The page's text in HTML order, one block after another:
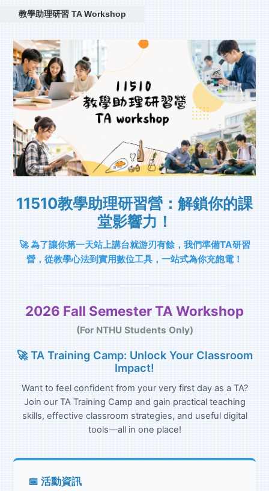
教學助理研習 TA Workshop
11510教學助理研習營：解鎖你的課
堂影響力！
🚀 為了讓你第一天站上講台就游刃有餘，我們準備TA研習
營，從教學心法到實用數位工具，一站式為你充飽電！
2026 Fall Semester TA Workshop
(For NTHU Students Only)
🚀 TA Training Camp: Unlock Your Classroom
Impact!
Want to feel confident from your very first day as a TA?
Join our TA Training Camp and gain practical teaching
skills, effective classroom strategies, and useful digital
tools—all in one place!
📅 活動資訊